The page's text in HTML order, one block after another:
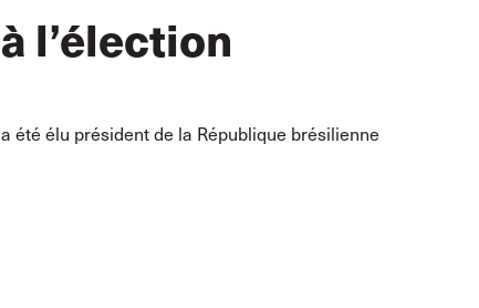
l’élection
été élu président de la République brésilienne